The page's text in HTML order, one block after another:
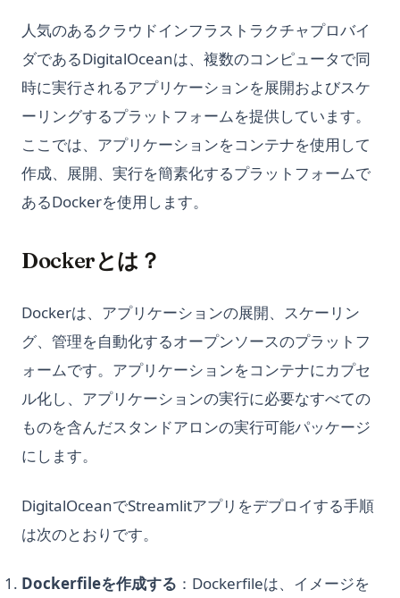
人気のあるクラウドインフラストラクチャプロバイ
ダであるDigitalOceanは、複数のコンピュータで同
時に実行されるアプリケーションを展開およびスケ
ーリングするプラットフォームを提供しています。
ここでは、アプリケーションをコンテナを使用して
作成、展開、実行を簡素化するプラットフォームで
あるDockerを使用します。
Dockerとは？
Dockerは、アプリケーションの展開、スケーリン
グ、管理を自動化するオープンソースのプラットフ
ォームです。アプリケーションをコンテナにカプセ
ル化し、アプリケーションの実行に必要なすべての
ものを含んだスタンドアロンの実行可能パッケージ
にします。
DigitalOceanでStreamlitアプリをデプロイする手順
は次のとおりです。
Dockerfileを作成する ：Dockerfileは、イメージを